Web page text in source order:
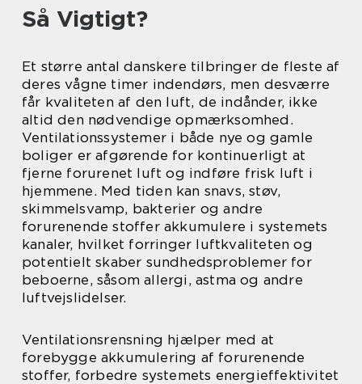
Så Vigtigt?
Et større antal danskere tilbringer de fleste af
deres vågne timer indendørs, men desværre
får kvaliteten af den luft, de indånder, ikke
altid den nødvendige opmærksomhed.
Ventilationssystemer i både nye og gamle
boliger er afgørende for kontinuerligt at
fjerne forurenet luft og indføre frisk luft i
hjemmene. Med tiden kan snavs, støv,
skimmelsvamp, bakterier og andre
forurenende stoffer akkumulere i systemets
kanaler, hvilket forringer luftkvaliteten og
potentielt skaber sundhedsproblemer for
beboerne, såsom allergi, astma og andre
luftvejslidelser.
Ventilationsrensning hjælper med at
forebygge akkumulering af forurenende
stoffer, forbedre systemets energieffektivitet